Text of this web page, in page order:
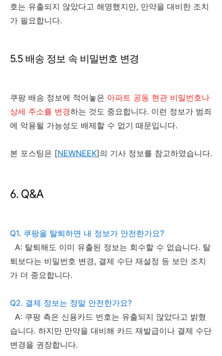
호는 유출되지 않았다고 해명했지만, 만약을 대비한 조치
가 필요합니다.
5.5 배송 정보 속 비밀번호 변경
쿠팡 배송 정보에 적어놓은 아파트 공동 현관 비밀번호나
상세 주소를 변경하는 것도 중요합니다. 이런 정보가 범죄
에 악용될 가능성도 배제할 수 없기 때문입니다.
본 포스팅은 [NEWNEEK]의 기사 정보를 참고하였습니다.
6. Q&A
Q1. 쿠팡을 탈퇴하면 내 정보가 안전한가요?
A: 탈퇴해도 이미 유출된 정보는 회수할 수 없습니다. 탈
퇴보다는 비밀번호 변경, 결제 수단 재설정 등 보안 조치
가 더 중요합니다.
Q2. 결제 정보는 정말 안전한가요?
A: 쿠팡 측은 신용카드 번호는 유출되지 않았다고 밝혔
습니다. 하지만 만약을 대비해 카드 재발급이나 결제 수단
변경을 권장합니다.